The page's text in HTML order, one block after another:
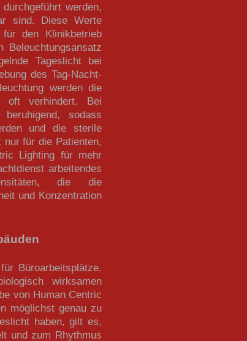
werden,
sind. Diese Werte
den Klinikbetrieb
Beleuchtungsansatz
Tageslicht bei
des Tag-Nacht-
werden die
oft verhindert. Bei
sodass
und die sterile
für die Patienten,
Lighting für mehr
arbeitendes
die die
und Konzentration
Büroarbeitsplätze.
wirksamen
von Human Centric
möglichst genau zu
haben, gilt es,
und zum Rhythmus